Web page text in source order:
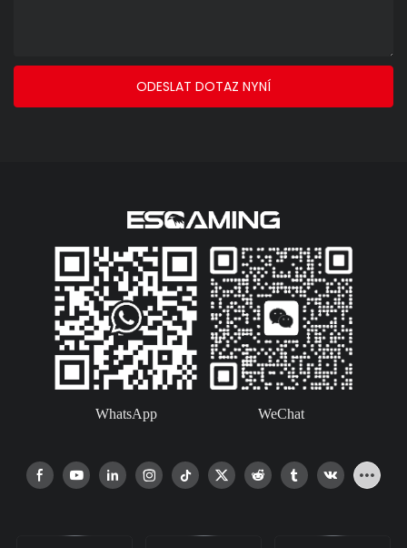
ODESLAT DOTAZ NYNÍ
WhatsApp WeChat